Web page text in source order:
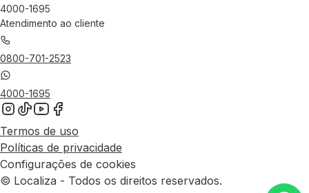
4000-1695
Atendimento ao cliente
0800-701-2523
4000-1695
Termos de uso
Políticas de privacidade
Configurações de cookies
© Localiza - Todos os direitos reservados.